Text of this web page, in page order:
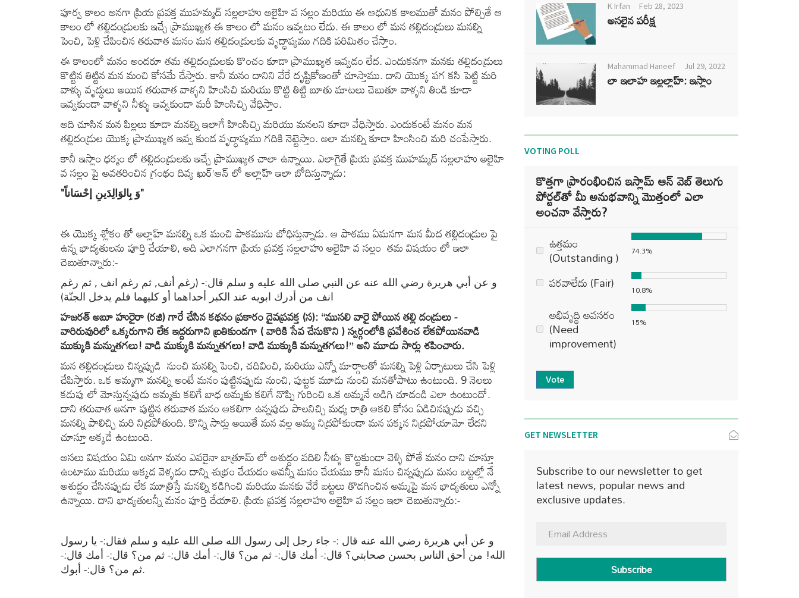
పూర్వ కాలం అనగా ప్రియ ప్రవక్త ముహమ్మద్ సల్లలాహు అలైహి వ సల్లం మరియు ఈ ఆధునిక కాలముతో మనం పోల్చితే ఆ
కాలం లో తల్లిదండ్రులకు ఇచ్చే ప్రాముఖ్యత ఈ కాలం లో మనం ఇవ్వటం లేదు. ఈ కాలం లో మన తల్లిదండ్రులు మనల్ని
పెంచి, పెళ్లి చేపించిన తరువాత మనం మన తల్లిదండ్రులకు వృద్ధాప్యము గదికి పరిమితం చేస్తాం.
ఈ కాలంలో మనం అందరూ తమ తల్లిదండ్రులకు కొంచం కూడా ప్రాముఖ్యత ఇవ్వడం లేద. ఎందుకనగా మనకు తల్లిదండ్రులు
కొట్టిన తిట్టిన మన మంచి కోసమే చేస్తారు. కానీ మనం దానిని వేరే దృష్టికోణంతో చూస్తాము. దాని యొక్క పగ కసి పెట్టి మరి
వాళ్ళు వృద్ధులు అయిన తరువాత వాళ్ళని హింసిచి మరియు కొట్టి తిట్టి బూతు మాటలు చెబుతూ వాళ్ళని తిండి కూడా
ఇవ్వకుండా వాళ్ళని నీళ్ళు ఇవ్వకుండా మరీ హింసిచ్చి వేధిస్తాం.
అది చూసిన మన పిల్లలు కూడా మనల్ని ఇలాగే హింసిచ్చి మరియు మనలని కూడా వేధిస్తారు. ఎందుకంటే మనం మన
తల్లిదండ్రుల యొక్క ప్రాముఖ్యత ఇవ్వ కుండ వృద్ధాప్యము గదికి నెట్టెస్తాం. అలా మనల్ని కూడా హింసించి మరి చంపేస్తారు.
కానీ ఇస్లాం ధర్మం లో తల్లిదండ్రులకు ఇచ్చే ప్రాముఖ్యత చాలా ఉన్నాయి. ఎలాగైతే ప్రియ ప్రవక్త ముహమ్మద్ సల్లలాహు అలైహి
వ సల్లం పై అవతరించిన గ్రంథం దివ్య ఖుర్’ఆన్ లో అల్లాహ్ ఇలా బోదిస్తున్నాడు:
"وَ بِالوَالِدَينِ إحْسَاناً"
ఈ యొక్క శ్లోకం తో అల్లాహ్ మనల్ని ఒక మంచి పాఠమును బోధిస్తున్నాడు. ఆ పాఠము ఏమనగా మన మీద తల్లిదండ్రుల పై
ఉన్న భాద్యతులను పూర్తి చేయాలి, అది ఎలాగనగా ప్రియ ప్రవక్త సల్లలాహు అలైహి వ సల్లం తమ విషయం లో ఇలా
చెబుతూన్నారు:-
و عن أبي هريرة رضي الله عنه عن النبي صلى الله عليه و سلم قال:- (رغم أنف, ثم رغم انف , ثم رغم
انف من أدرك ابويه عند الكبر أحداهما أو كليهما فلم يدخل الجنّة)
హజరత్ అబూ హురైరా (రజి) గారే చేసిన కథనం ప్రకారం దైవప్రవక్త (స): “ముసలి వారై పోయిన తల్లి దండ్రులు -
వారిరువురిలో ఒక్కరుగాని లేక ఇద్దరుగాని బ్రతికుండగా ( వారికి సేవ చేసుకొని ) స్వర్గంలోకి ప్రవేశించ లేకపోయినవాడి
ముక్కుకి మన్నుతగలు! వాడి ముక్కుకి మన్నుతగలు! వాడి ముక్కుకి మన్నుతగలు!” అని మూడు సార్లు శపించారు.
మన తల్లిదండ్రులు చిన్నప్పుడి నుంచి మనల్ని పెంచి, చదివించి, మరియు ఎన్నో మార్గాలతో మనల్ని పెళ్లి ఏర్పాటులు చేసి పెళ్లి
చేపిస్తారు. ఒక అమ్మగా మనల్ని అంటే మనం పుట్టినప్పుడు నుంచి, పుట్టక మూడు నుంచి మనతోపాటు ఉంటుంది. 9 నెలలు
కడుపు లో మోస్తున్నపుడు అమ్మకు కలిగే బాధ అమ్మకు కలిగే నొప్పి గురించి ఒక అమ్మనే అడిగి చూడండి ఎలా ఉంటుందో.
దాని తరువాత అనగా పుట్టిన తరువాత మనం ఆకలిగా ఉన్నపుడు పాలనిచ్చి మధ్య రాత్రి ఆకలి కోసం ఏడిచినప్పుడు వచ్చి
మనల్ని పాలిచ్చి మరి నిద్రపోతుంది. కొన్ని సార్లు అయితే మన వల్ల అమ్మ నిద్రపోకుండా మన పక్కన నిద్రపోయామో లేదని
చూస్తూ అక్కడే ఉంటుంది.
అసలు విషయం ఏమి అనగా మనం ఎవరైనా బాత్రూమ్ లో అశుద్దం వదిలి నీళ్ళు కొట్టకుండా వెళ్ళి పోతే మనం దాని చూస్తూ
ఉంటాము మరియు అక్కడ వెళ్ళడం దాన్ని శుభ్రం చేయడం అవన్నీ మనం చేయము కానీ మనం చిన్నప్పుడు మనం బట్టల్లో నే
అశుద్దం చేసినప్పుడు లేక మూత్రిస్తే మనల్ని కడిగించి మరియు మనకు వేరే బట్టలు తొడగించిన అమ్మపై మన భాద్యతులు ఎన్నో
ఉన్నాయి. దాని భాద్యతులన్నీ మనం పూర్తి చేయాలి. ప్రియ ప్రవక్త సల్లలాహు అలైహి వ సల్లం ఇలా చెబుతున్నారు:-
و عن أبي هريرة رضي الله عنه قال :- جاء رجل إلى رسول الله صلى الله عليه و سلم فقال:- يا رسول
الله! من أحق الناس بحسن صحابتي؟ قال:- أمك قال:- ثم من؟ قال:- أمك قال:- ثم من؟ قال:- أمك قال:-
ثم من؟ قال:- أبوك.
K Irfan Feb 28, 2023
అసలైన పరీక్ష
Mahammad Haneef Jul 29, 2022
లా ఇలాహ ఇల్లల్లాహ్: ఇస్లాం
VOTING POLL
కొత్తగా ప్రారంభించిన ఇస్లామ్ ఆన్ వెబ్ తెలుగు
పోర్టల్‌తో మీ అనుభవాన్ని మొత్తంలో ఎలా
అంచనా వేస్తారు?
ఉత్తమం
(Outstanding ) 74.3%
పరవాలేదు (Fair) 10.8%
అభివృద్ధి అవసరం
(Need
improvement)
15%
Vote
GET NEWSLETTER
Subscribe to our newsletter to get
latest news, popular news and
exclusive updates.
Subscribe